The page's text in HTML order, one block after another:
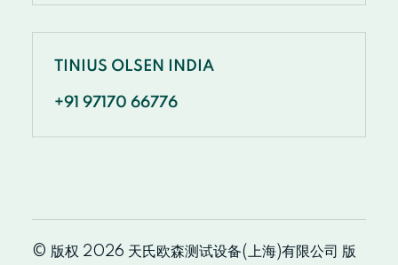
TINIUS OLSEN INDIA
+91 97170 66776
© 版权 2026 天氏欧森测试设备(上海)有限公司 版